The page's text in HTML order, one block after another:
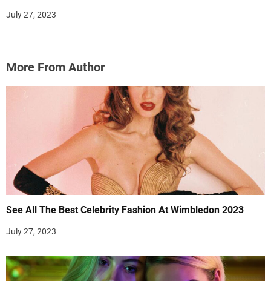
July 27, 2023
More From Author
See All The Best Celebrity Fashion At Wimbledon 2023
July 27, 2023